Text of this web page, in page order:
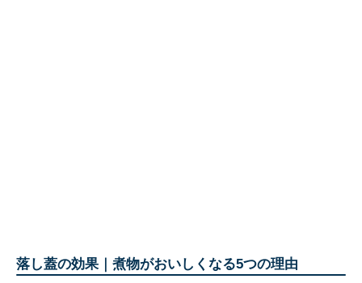
落し蓋の効果｜煮物がおいしくなる5つの理由